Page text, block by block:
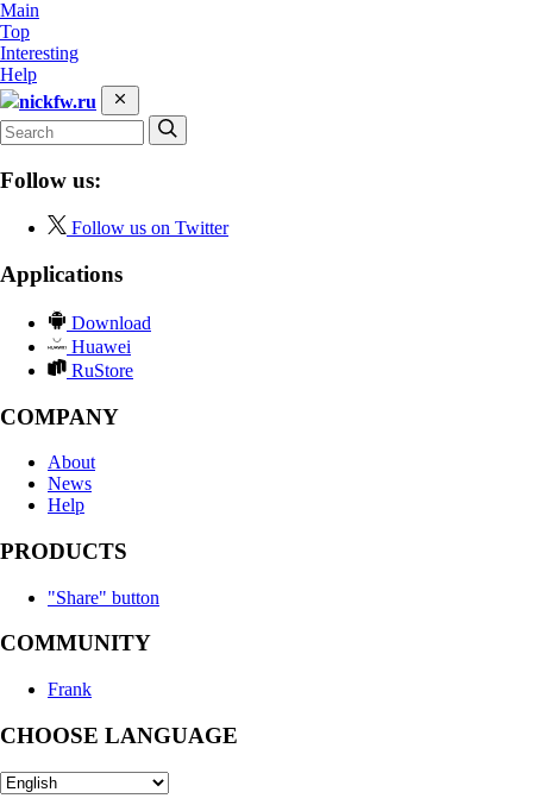
Main
Top
Interesting
Help
nickfw.ru
Follow us:
Follow us on Twitter
Applications
Download
Huawei
RuStore
COMPANY
About
News
Help
PRODUCTS
"Share" button
COMMUNITY
Frank
CHOOSE LANGUAGE